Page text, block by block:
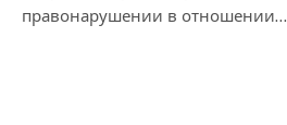
правонарушении в отношении…